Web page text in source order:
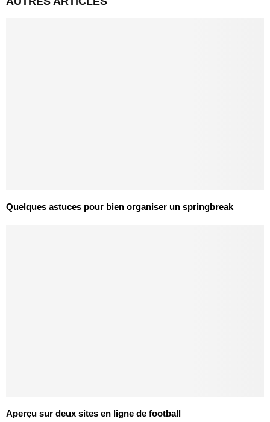
Quelques astuces pour bien organiser un springbreak
Aperçu sur deux sites en ligne de football